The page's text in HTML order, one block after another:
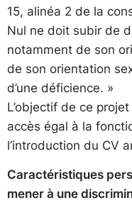
15, alinéa 2 de la
Nul ne doit subir de
notamment de son
de son orientation
d’une déficience. »
L’objectif de ce
accès égal à la
l’introduction du CV
Caractéristiques
mener à une